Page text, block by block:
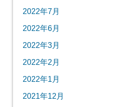
2022年7月
2022年6月
2022年3月
2022年2月
2022年1月
2021年12月